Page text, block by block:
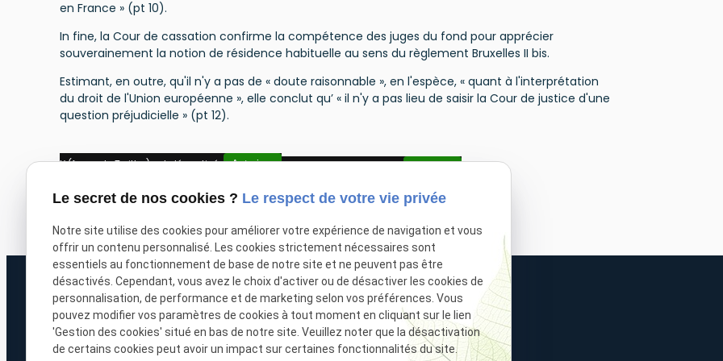
en France » (pt 10).
In fine, la Cour de cassation confirme la compétence des juges du fond pour apprécier
souverainement la notion de résidence habituelle au sens du règlement Bruxelles II bis.
Estimant, en outre, qu'il n'y a pas de « doute raisonnable », en l'espèce, « quant à l'interprétation
du droit de l'Union européenne », elle conclut qu’ « il n'y a pas lieu de saisir la Cour de justice d'une
question préjudicielle » (pt 12).
X (formerly Twitter) est désactivé. Autoriser
Le secret de nos cookies ? Le respect de votre vie privée
Notre site utilise des cookies pour améliorer votre expérience de navigation et vous
offrir un contenu personnalisé. Les cookies strictement nécessaires sont
essentiels au fonctionnement de base de notre site et ne peuvent pas être
désactivés. Cependant, vous avez le choix d'activer ou de désactiver les cookies de
personnalisation, de performance et de marketing selon vos préférences. Vous
pouvez modifier vos paramètres de cookies à tout moment en cliquant sur le lien
'Gestion des cookies' situé en bas de notre site. Veuillez noter que la désactivation
de certains cookies peut avoir un impact sur certaines fonctionnalités du site.